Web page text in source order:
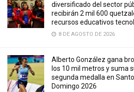
diversificado del sector
recibirán 2 mil 600
recursos educativos
8 DE AGOSTO DE 2026
Alberto González gana
los 10 mil metros y suma
segunda medalla en Santo
Domingo 2026